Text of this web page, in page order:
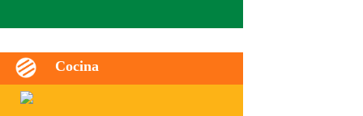
Cocina